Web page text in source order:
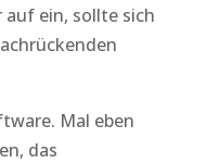
ein, sollte sich
Mal eben
das